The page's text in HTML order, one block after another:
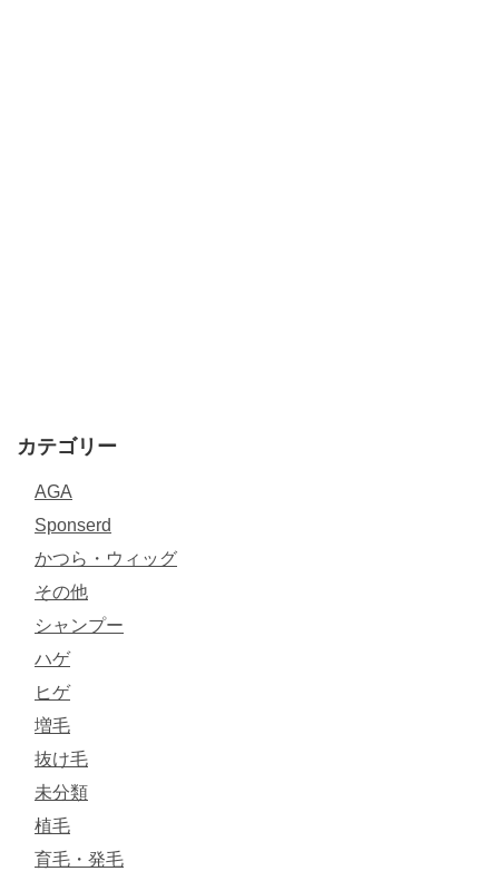
カテゴリー
AGA
Sponserd
かつら・ウィッグ
その他
シャンプー
ハゲ
ヒゲ
増毛
抜け毛
未分類
植毛
育毛・発毛